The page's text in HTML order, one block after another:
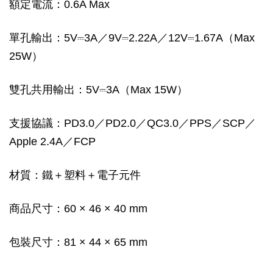
額定電流：0.6A Max
單孔輸出：5V⎓3A／9V⎓2.22A／12V⎓1.67A（Max
25W）
雙孔共用輸出：5V⎓3A（Max 15W）
支援協議：PD3.0／PD2.0／QC3.0／PPS／SCP／
Apple 2.4A／FCP
材質：鐵＋塑料＋電子元件
商品尺寸：60 × 46 × 40 mm
包裝尺寸：81 × 44 × 65 mm